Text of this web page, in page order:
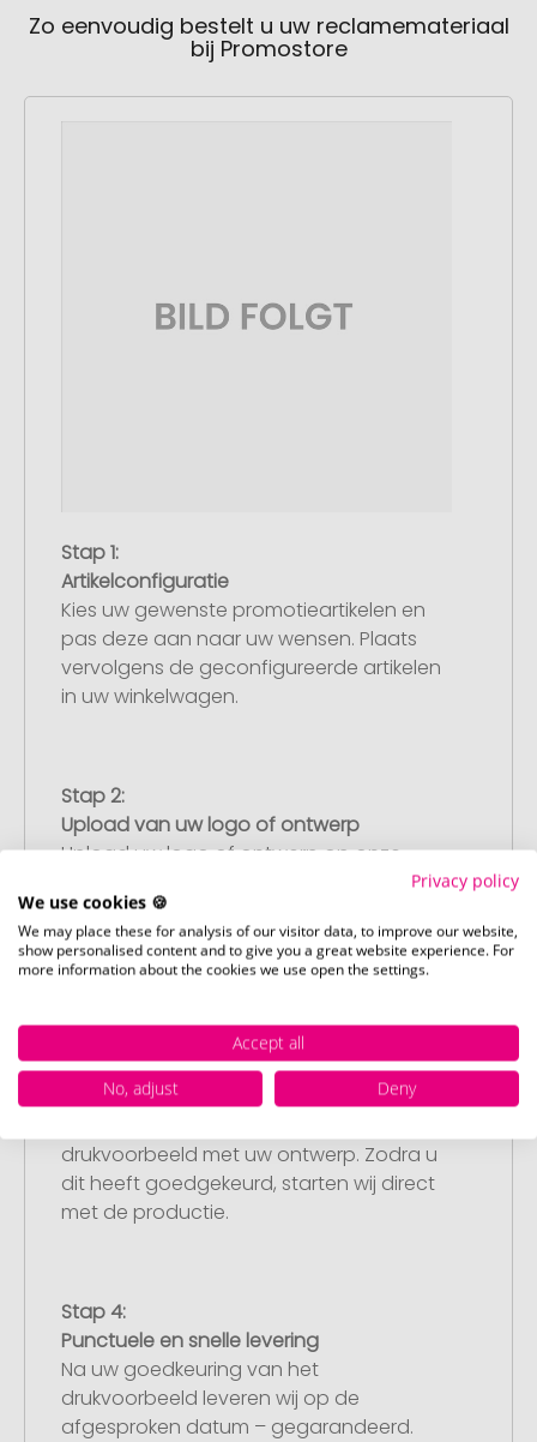
Zo eenvoudig bestelt u uw reclamemateriaal
bij Promostore
Stap 1:
Artikelconfiguratie
Kies uw gewenste promotieartikelen en
pas deze aan naar uw wensen. Plaats
vervolgens de geconfigureerde artikelen
in uw winkelwagen.
Stap 2:
Upload van uw logo of ontwerp
Upload uw logo of ontwerp op onze
afrekenpagina (checkout) en rond uw
bestelling af. Mocht u op dit moment
geen geschikt bestand beschikbaar
hebben, dan kunt u dit later aanleveren.
Stap 3:
Artikelvoorbeeld en goedkeuring
drukvoorbeeld met uw ontwerp. Zodra u
dit heeft goedgekeurd, starten wij direct
met de productie.
Stap 4:
Punctuele en snelle levering
Na uw goedkeuring van het
drukvoorbeeld leveren wij op de
afgesproken datum – gegarandeerd.
Privacy policy
We use cookies 🍪
We may place these for analysis of our visitor data, to improve our website,
show personalised content and to give you a great website experience. For
more information about the cookies we use open the settings.
Accept all
No, adjust
Deny